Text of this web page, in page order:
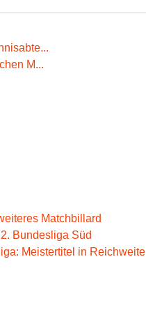
M...
Matchbillard
Bundesliga Süd
Meistertitel in Reichweite